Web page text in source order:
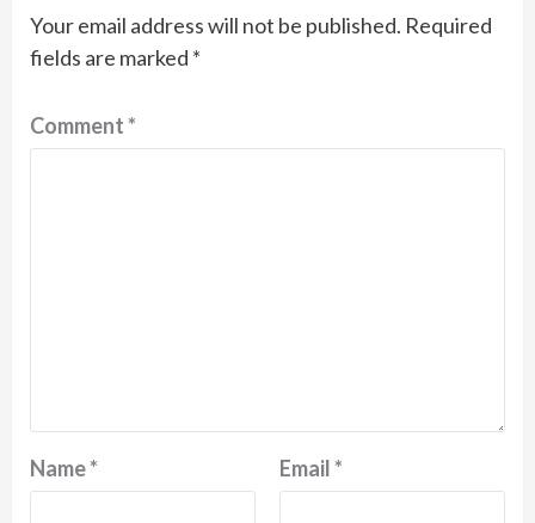
Your email address will not be published. Required
fields are marked *
Comment*
Name* Email*